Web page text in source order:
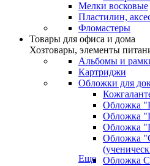
Мелки восковые
Пластилин,
Фломастеры
Товары для офиса и дома
Хозтовары, элементы
Альбомы и
Картриджи
Обложки для
Обложка
Обложка
Обложка
Обложка
Обложка
Еще